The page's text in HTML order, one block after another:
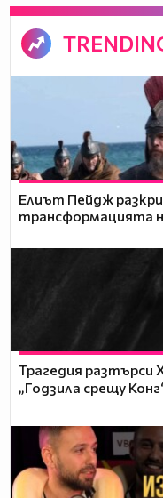
Елиът Пейдж
трансформацията
Трагедия разтърси
„Годзила срещу